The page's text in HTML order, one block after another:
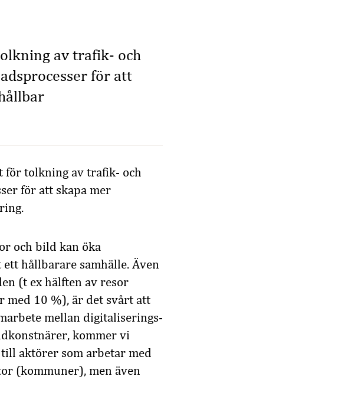
av trafik- och
för att
för tolkning av trafik- och
för att skapa mer
och bild kan öka
hållbarare samhälle. Även
(t ex hälften av resor
med 10 %), är det svårt att
mellan digitaliserings-
kommer vi
aktörer som arbetar med
(kommuner), men även